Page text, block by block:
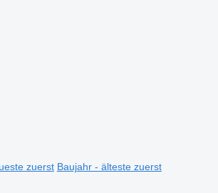
zuerst Baujahr - älteste zuerst